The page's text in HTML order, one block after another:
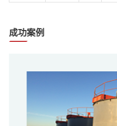
成功案例